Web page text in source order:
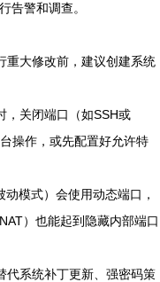
告警和调查。
重大修改前，建议创建系统
，关闭端口（如SSH或
操作，或先配置好允许特
动模式）会使用动态端口，
）也能起到隐藏内部端口
代系统补丁更新、强密码策